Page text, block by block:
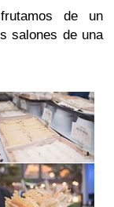
de un
salones de una